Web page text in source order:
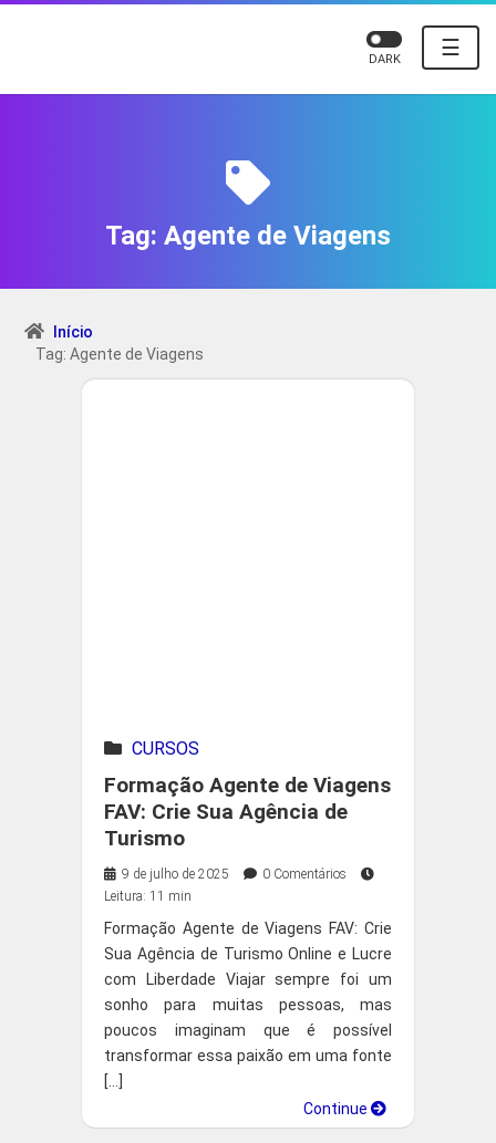
☰
DARK
Tag: Agente de Viagens
Início
Tag: Agente de Viagens
CURSOS
Formação Agente de Viagens
FAV: Crie Sua Agência de
Turismo
9 de julho de 2025
0 Comentários
Leitura: 11 min
Formação Agente de Viagens FAV: Crie
Sua Agência de Turismo Online e Lucre
com Liberdade Viajar sempre foi um
sonho para muitas pessoas, mas
poucos imaginam que é possível
transformar essa paixão em uma fonte
[…]
Continue